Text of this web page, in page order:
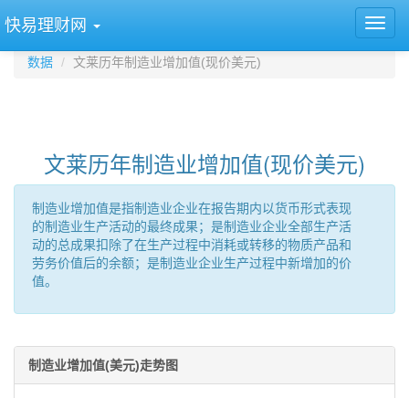
快易理财网
数据 文莱历年制造业增加值(现价美元)
文莱历年制造业增加值(现价美元)
制造业增加值是指制造业企业在报告期内以货币形式表现
的制造业生产活动的最终成果；是制造业企业全部生产活
动的总成果扣除了在生产过程中消耗或转移的物质产品和
劳务价值后的余额；是制造业企业生产过程中新增加的价
值。
制造业增加值(美元)走势图